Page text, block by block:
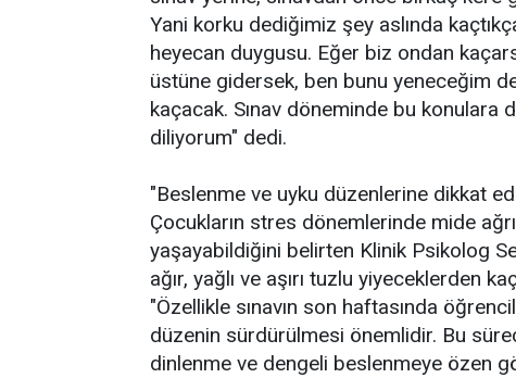
Yani korku dediğimiz şey aslında
heyecan duygusu. Eğer biz ondan
üstüne gidersek, ben bunu yeneceğim
kaçacak. Sınav döneminde bu konulara
diliyorum" dedi.
"Beslenme ve uyku düzenlerine dikkat
Çocukların stres dönemlerinde mide
yaşayabildiğini belirten Klinik Psikolog
ağır, yağlı ve aşırı tuzlu yiyeceklerden
"Özellikle sınavın son haftasında
düzenin sürdürülmesi önemlidir. Bu
dinlenme ve dengeli beslenmeye özen